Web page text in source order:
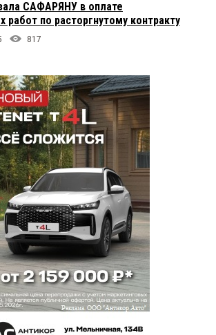
САФАРЯНУ в оплате
работ по расторгнутому контракту
817